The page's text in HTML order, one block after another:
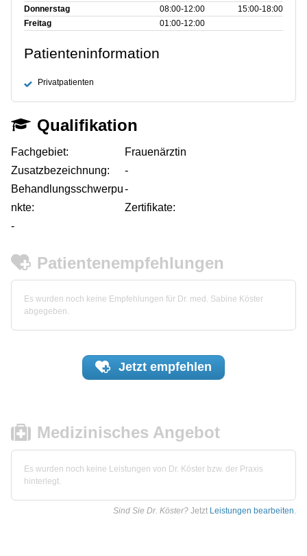
Donnerstag
08:00‑12:00
15:00‑18:00
Freitag
01:00‑12:00
Patienteninformation
Privatpatienten
Qualifikation
Fachgebiet:
Frauenärztin
Zusatzbezeichnung:
-
Behandlungsschwerpu
nkte:
-
Zertifikate:
-
Patientenempfehlungen
Es wurden noch keine Empfehlungen für Dr. med. Sabine Köster
abgegeben.
Jetzt empfehlen
Medizinisches Angebot
Es wurden noch keine Leistungen von Dr. Köster bzw. der Praxis
hinterlegt.
Sind Sie Dr. Köster? Jetzt Leistungen bearbeiten.